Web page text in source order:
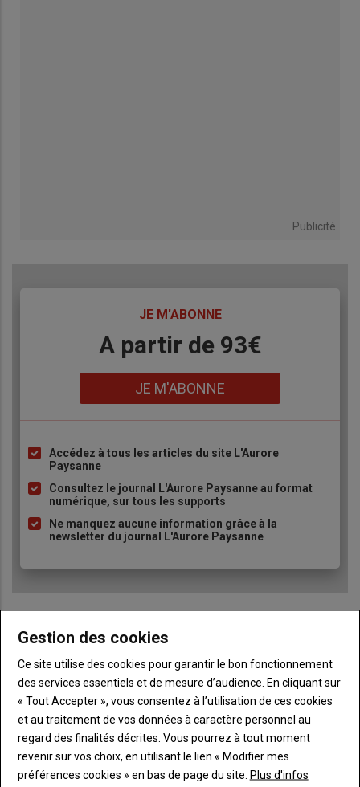
Publicité
JE M'ABONNE
A partir de 93€
JE M'ABONNE
Liste
puce
Accédez à tous les articles du site L'Aurore
Paysanne
Consultez le journal L'Aurore Paysanne au format
numérique, sur tous les supports
Ne manquez aucune information grâce à la
newsletter du journal L'Aurore Paysanne
titre
TITRE IDENTIFIEZ-VOUS
Body
Connectez-vous à votre compte pour profiter
de votre abonnement
Lien
"Créer
Je m'inscrit
Lien
Réinitialiser votre mot de passe
Gestion des cookies
Ce site utilise des cookies pour garantir le bon fonctionnement
des services essentiels et de mesure d’audience. En cliquant sur
« Tout Accepter », vous consentez à l’utilisation de ces cookies
et au traitement de vos données à caractère personnel au
regard des finalités décrites. Vous pourrez à tout moment
revenir sur vos choix, en utilisant le lien « Modifier mes
préférences cookies » en bas de page du site. Plus d'infos